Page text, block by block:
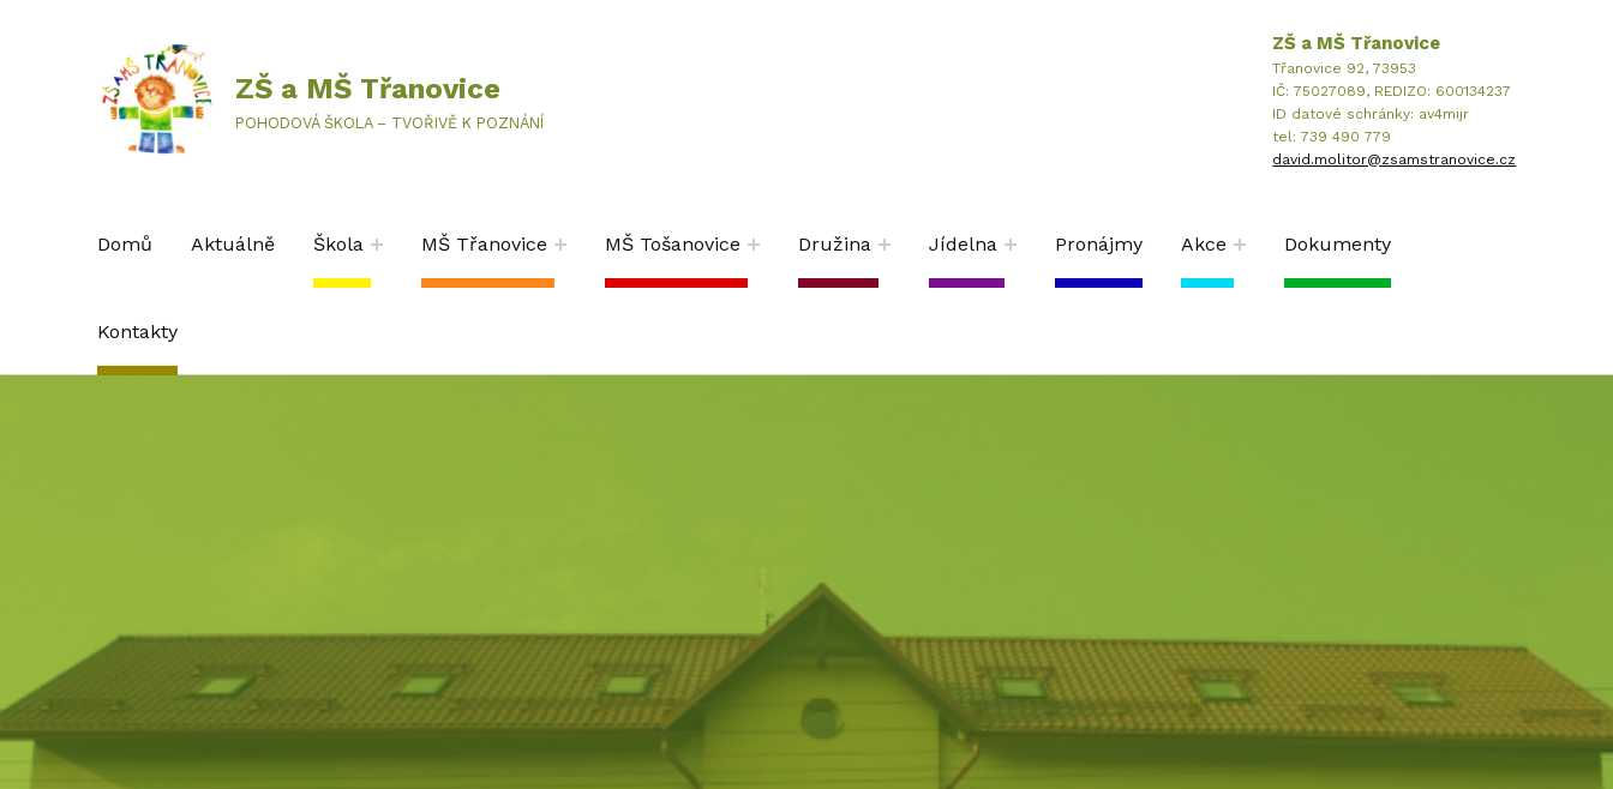
ZŠ a MŠ Třanovice
POHODOVÁ ŠKOLA – TVOŘIVĚ K POZNÁNÍ
ZŠ a MŠ Třanovice
Třanovice 92, 73953
IČ: 75027089, REDIZO: 600134237
ID datové schránky: av4mijr
tel: 739 490 779
david.molitor@zsamstranovice.cz
Domů Aktuálně Škola MŠ Třanovice MŠ Tošanovice Družina Jídelna Pronájmy Akce Dokumenty
Kontakty